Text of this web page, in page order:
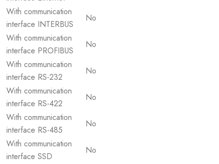
With communication
interface INTERBUS
No
With communication
interface PROFIBUS
No
With communication
interface RS-232
No
With communication
interface RS-422
No
With communication
interface RS-485
No
With communication
interface SSD
No